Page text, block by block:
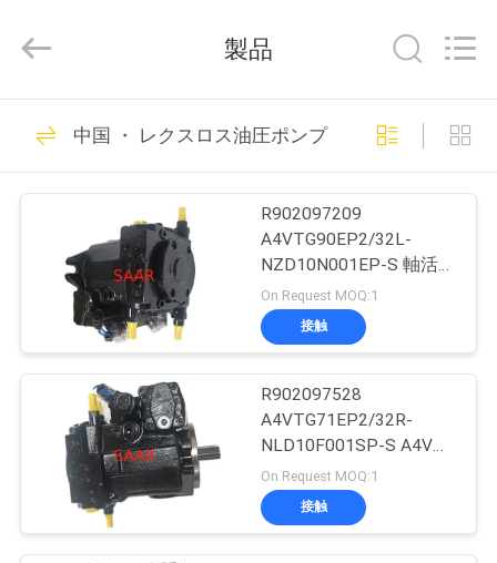
製
達
て
2019
Saar
Electronic
Limited.
Rights
・ レクスロス油圧
ポンプ
916
・ レクスロス油圧
バルブ
1032
製品
中国 ・ レクスロス油圧ポンプ
R902097209
A4VTG90EP2/32L-
NZD10N001EP-S 軸活塞
変動ポンプ A4VTGシリ
ーズ 32
On Request MOQ:1
接触
R902097528
A4VTG71EP2/32R-
NLD10F001SP-S A4VTG
シリーズ 32軸活塞変動
ポンプ
On Request MOQ:1
接触